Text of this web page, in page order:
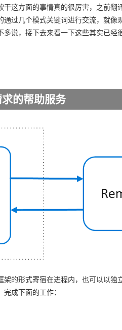
干这方面的事情真的很厉害，之前翻
过几个模式关键词进行交流，就像
说，接下去来看一下这些其实已经
的帮助服务
的形式寄宿在进程内，也可以以独
成下面的工作：